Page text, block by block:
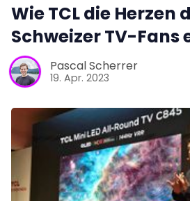
Wie TCL die Herzen
Schweizer TV-Fans
Pascal Scherrer
19. Apr. 2023